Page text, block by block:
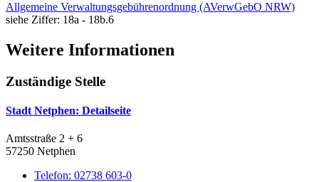
Allgemeine Verwaltungsgebührenordnung (AVerwGebO NRW)
siehe Ziffer: 18a - 18b.6
Weitere Informationen
Zuständige Stelle
Stadt Netphen: Detailseite
Amtsstraße 2 + 6
57250 Netphen
Telefon: 02738 603-0